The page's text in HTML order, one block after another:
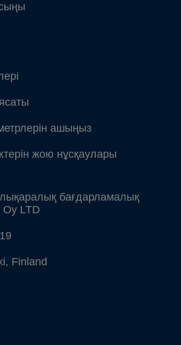
ашыңыз
жою нұсқаулары
бағдарламалық
Oy LTD
Finland